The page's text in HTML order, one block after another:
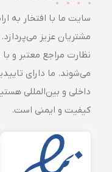
سایت ما با افتخار به
مشتریان عزیز می‌پردازد.
نظارت مراجع معتبر و با
می‌شوند. ما دارای
داخلی و بین‌المللی هستیم
کیفیت و ایمنی است.